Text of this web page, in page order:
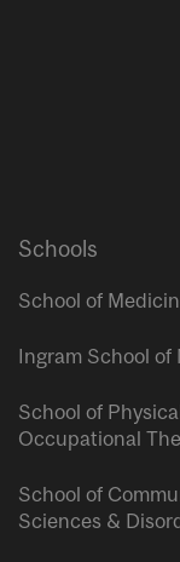
Schools
School of
Ingram School of
School of
Occupational
School of
Sciences &